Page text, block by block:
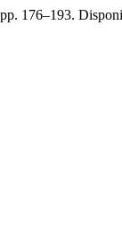
176–193.